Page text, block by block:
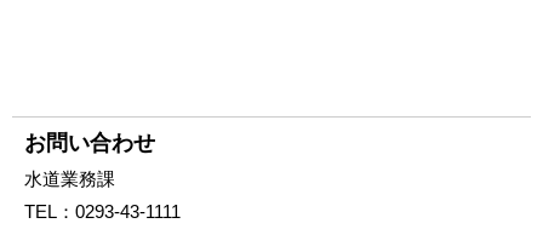
お問い合わせ
水道業務課
TEL： 0293-43-1111